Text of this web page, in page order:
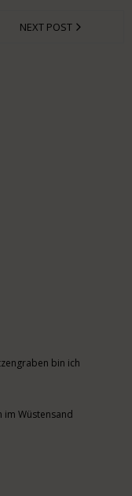
NEXT POST
bin ich
im Wüstensand